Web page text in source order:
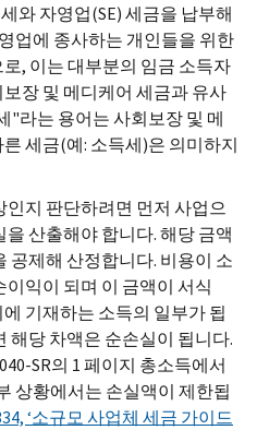
와 자영업(SE) 세금을 납부해
업에 종사하는 개인들을 위한
, 이는 대부분의 임금 소득자
장 및 메디케어 세금과 유사
"라는 용어는 사회보장 및 메
세금(예: 소득세)은 의미하지
지 판단하려면 먼저 사업으
산출해야 합니다. 해당 금액
공제해 산정합니다. 비용이 소
익이 되며 이 금액이 서식
기재하는 소득의 일부가 됩
해당 차액은 순손실이 됩니다.
SR의 1 페이지 총소득에서
상황에서는 손실액이 제한됩
‘소규모 사업체 세금 가이드